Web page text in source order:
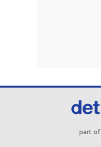
part of